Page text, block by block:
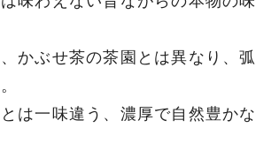
かぶせ茶の茶園とは異なり、
は一味違う、濃厚で自然豊か